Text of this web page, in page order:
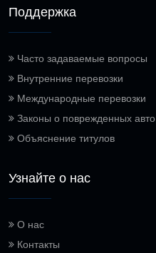
Поддержка
Часто задаваемые вопросы
Внутренние перевозки
Международные перевозки
Законы о поврежденных авто
Объяснение титулов
Узнайте о нас
О нас
Контакты